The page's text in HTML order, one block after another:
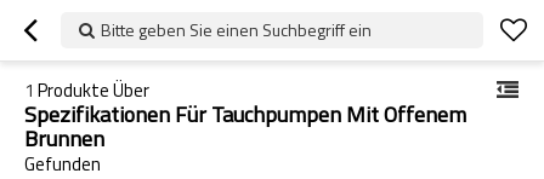
Bitte geben Sie einen Suchbegriff ein
1 Produkte Über
Spezifikationen Für Tauchpumpen Mit Offenem
Brunnen
Gefunden